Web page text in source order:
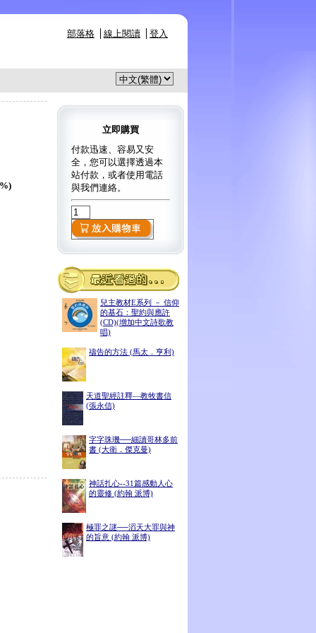
部落格 線上閱讀 登入
立即購買
付款迅速、容易又安
全，您可以選擇透過本
站付款，或者使用電話
與我們連絡。
兒主教材E系列 － 信仰
的基石：聖約與應許
(CD)(增加中文詩歌教
唱)
禱告的方法 (馬太．亨利)
天道聖經註釋—教牧書信
(張永信)
字字珠璣──細讀哥林多前
書 (大衛．傑克曼)
神話扎心--31篇感動人心
的靈修 (約翰 派博)
極罪之謎──滔天大罪與神
的旨意 (約翰 派博)